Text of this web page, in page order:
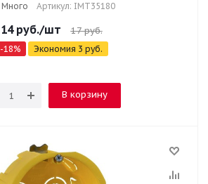
Много Артикул: IMT35180
14руб./шт 17руб.
-18% Экономия 3 руб.
В корзину